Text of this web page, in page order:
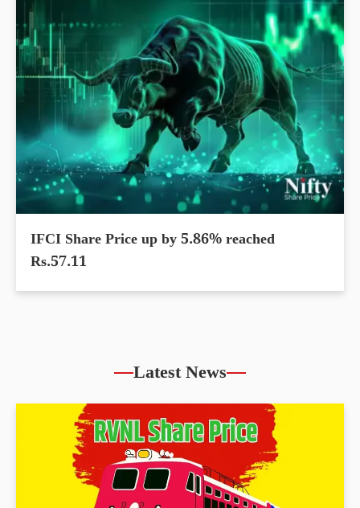
IFCI Share Price up by 5.86% reached
Rs.57.11
Latest News